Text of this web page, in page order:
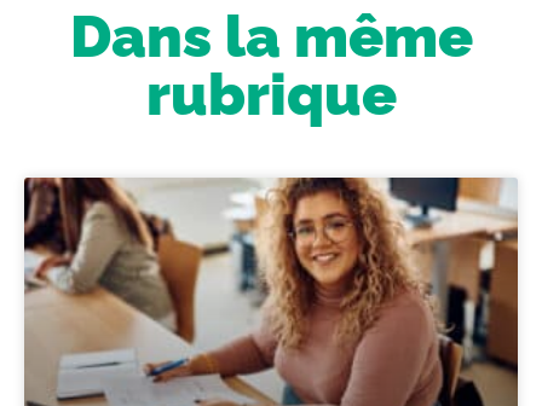
Dans la même
rubrique